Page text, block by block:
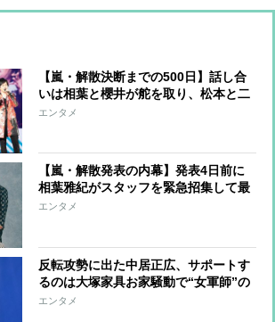
【嵐・解散決断までの500日】話し合
いは相葉と櫻井が舵を取り、松本と二
宮が衝突することも…ネックだった大
エンタメ
【嵐・解散発表の内幕】発表4日前に
相葉雅紀がスタッフを緊急招集して最
終確認 ライブ開催は2024年初頭に計
エンタメ
反転攻勢に出た中居正広、サポートす
るのは大塚家具お家騒動で“女軍師”の
異名を取った女性弁護士 密室での出
エンタメ